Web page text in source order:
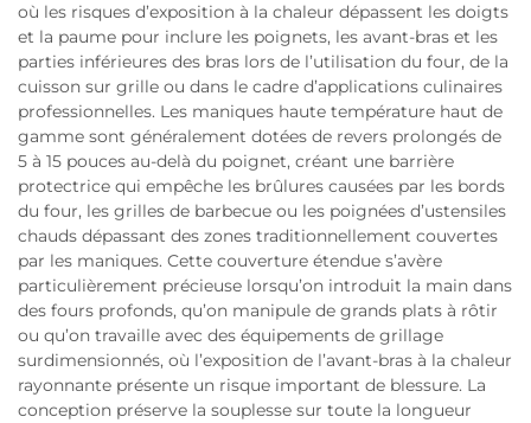
où les risques d’exposition à la chaleur dépassent les doigts
et la paume pour inclure les poignets, les avant-bras et les
parties inférieures des bras lors de l’utilisation du four, de la
cuisson sur grille ou dans le cadre d’applications culinaires
professionnelles. Les maniques haute température haut de
gamme sont généralement dotées de revers prolongés de
5 à 15 pouces au-delà du poignet, créant une barrière
protectrice qui empêche les brûlures causées par les bords
du four, les grilles de barbecue ou les poignées d’ustensiles
chauds dépassant des zones traditionnellement couvertes
par les maniques. Cette couverture étendue s’avère
particulièrement précieuse lorsqu’on introduit la main dans
des fours profonds, qu’on manipule de grands plats à rôtir
ou qu’on travaille avec des équipements de grillage
surdimensionnés, où l’exposition de l’avant-bras à la chaleur
rayonnante présente un risque important de blessure. La
conception préserve la souplesse sur toute la longueur